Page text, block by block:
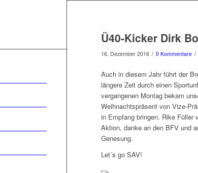
Ü40-Kicker Dirk
16. Dezember 2016 / 0 Kommentare /
Auch in diesem Jahr führt der
längere Zeit durch einen
vergangenen Montag bekam
Weihnachtspräsent von Vize-
in Empfang bringen. Rike Füller
Aktion, danke an den BFV und
Genesung.
Let´s go SAV!